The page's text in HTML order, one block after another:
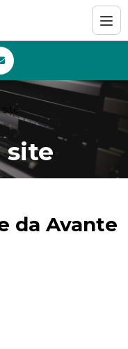
site
site
da Avante